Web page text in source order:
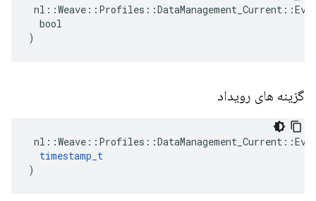
  bool
)
گزینه های رویداد
timestamp_t
)